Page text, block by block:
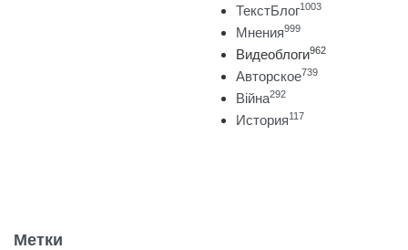
ТекстБлог1003
Мнения999
Видеоблоги962
Авторское739
Війна292
История117
Метки